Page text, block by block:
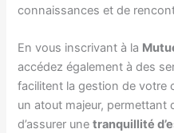
connaissances et de
En vous inscrivant à la
accédez également à des
facilitent la gestion de votre
un atout majeur, permettant
d’assurer unetranquillité